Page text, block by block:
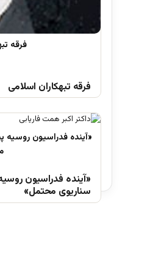
فرقه تبهکاران اسلامی
«آینده فدراسیون
سناریوی محتمل»